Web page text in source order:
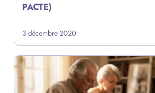
PACTE)
3 décembre 2020